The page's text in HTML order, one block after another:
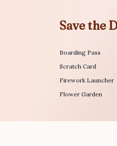
Save the
Boarding Pass
Scratch Card
Firework Launcher
Flower Garden